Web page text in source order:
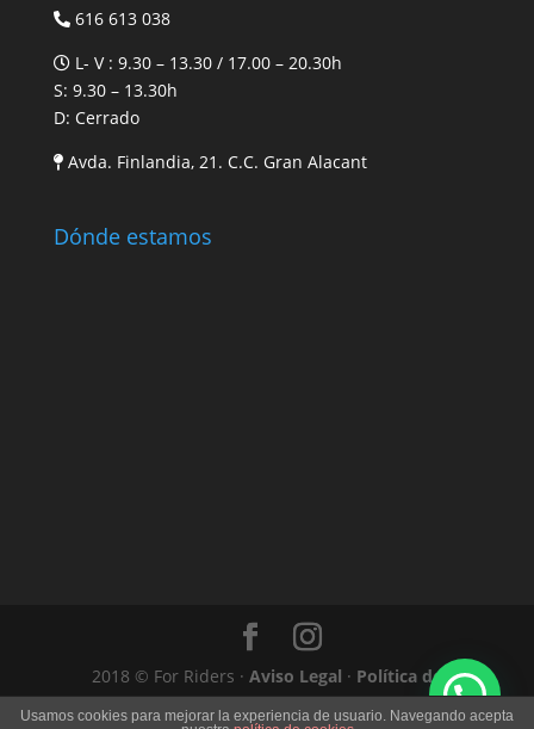
616 613 038
L- V : 9.30 – 13.30 / 17.00 – 20.30h
S: 9.30 – 13.30h
D: Cerrado
Avda. Finlandia, 21. C.C. Gran Alacant
Dónde estamos
2018 © For Riders · Aviso Legal · Política de
Privacidad·Política de Cookies·CondicionesWeb
Usamos cookies para mejorar la experiencia de usuario. Navegando acepta